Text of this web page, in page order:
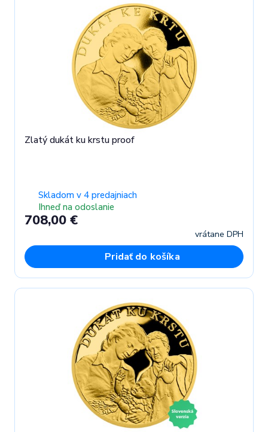
Zlatý dukát ku krstu proof
Skladom v 4 predajniach
Ihneď na odoslanie
708,00 €
vrátane DPH
Pridať do košíka